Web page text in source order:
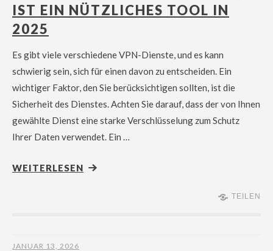
IST EIN NÜTZLICHES TOOL IN
2025
Es gibt viele verschiedene VPN-Dienste, und es kann
schwierig sein, sich für einen davon zu entscheiden. Ein
wichtiger Faktor, den Sie berücksichtigen sollten, ist die
Sicherheit des Dienstes. Achten Sie darauf, dass der von Ihnen
gewählte Dienst eine starke Verschlüsselung zum Schutz
Ihrer Daten verwendet. Ein …
WEITERLESEN
TEILEN
JANUAR 13, 2026